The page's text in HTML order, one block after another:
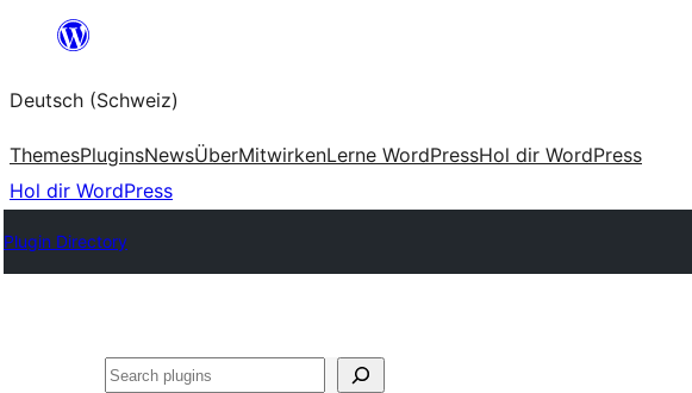
springen
Deutsch (Schweiz)
ThemesPluginsNewsÜberMitwirkenLerne WordPressHol dir WordPress
Hol dir WordPress
Plugin Directory
Suchen